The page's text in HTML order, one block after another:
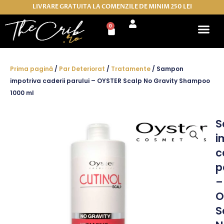
to
content
LIVRARE GRATUITA LA COMENZILE DE MINIM 250 LEI
0
Cart
Prima pagină / Par Deteriorat / Tratamente / Sampon
impotriva caderii parului – OYSTER Scalp No Gravity Shampoo
1000 ml
–